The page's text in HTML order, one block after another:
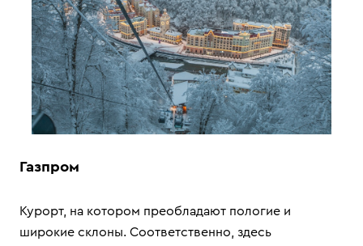
Газпром
Курорт, на котором преобладают пологие и
широкие склоны. Соответственно, здесь